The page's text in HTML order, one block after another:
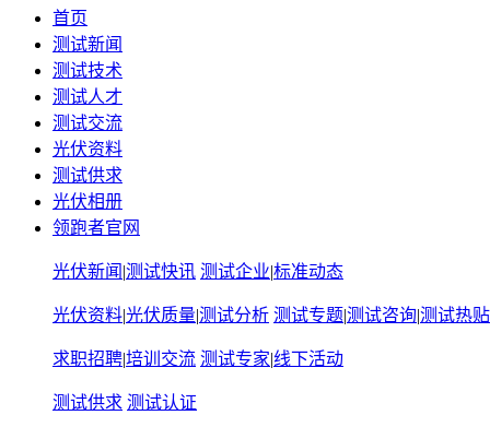
首页
测试新闻
测试技术
测试人才
测试交流
光伏资料
测试供求
光伏相册
领跑者官网
光伏新闻 |测试快讯 测试企业|标准动态
光伏资料|光伏质量|测试分析 测试专题|测试咨询|测试热贴
求职招聘|培训交流 测试专家|线下活动
测试供求 测试认证